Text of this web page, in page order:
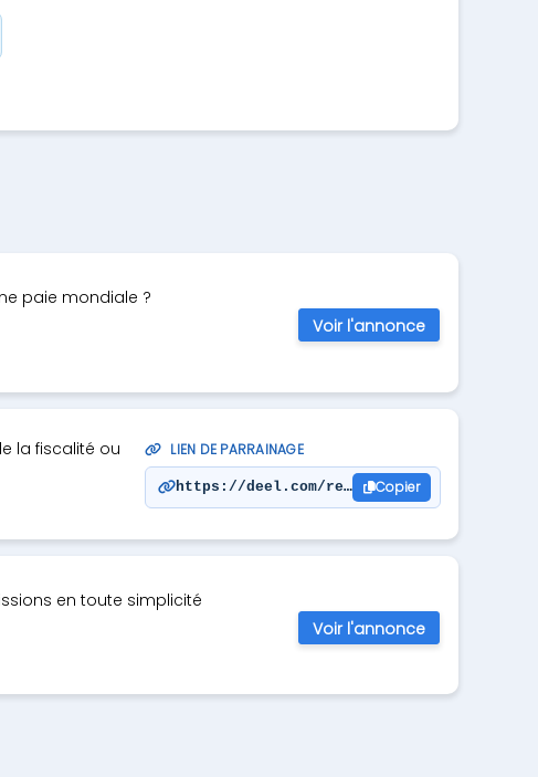
une paie mondiale ?
Voir l'annonce
la fiscalité ou
LIEN DE PARRAINAGE
https://deel.com/referrals/Benjamin-
Copier
en toute simplicité
Voir l'annonce